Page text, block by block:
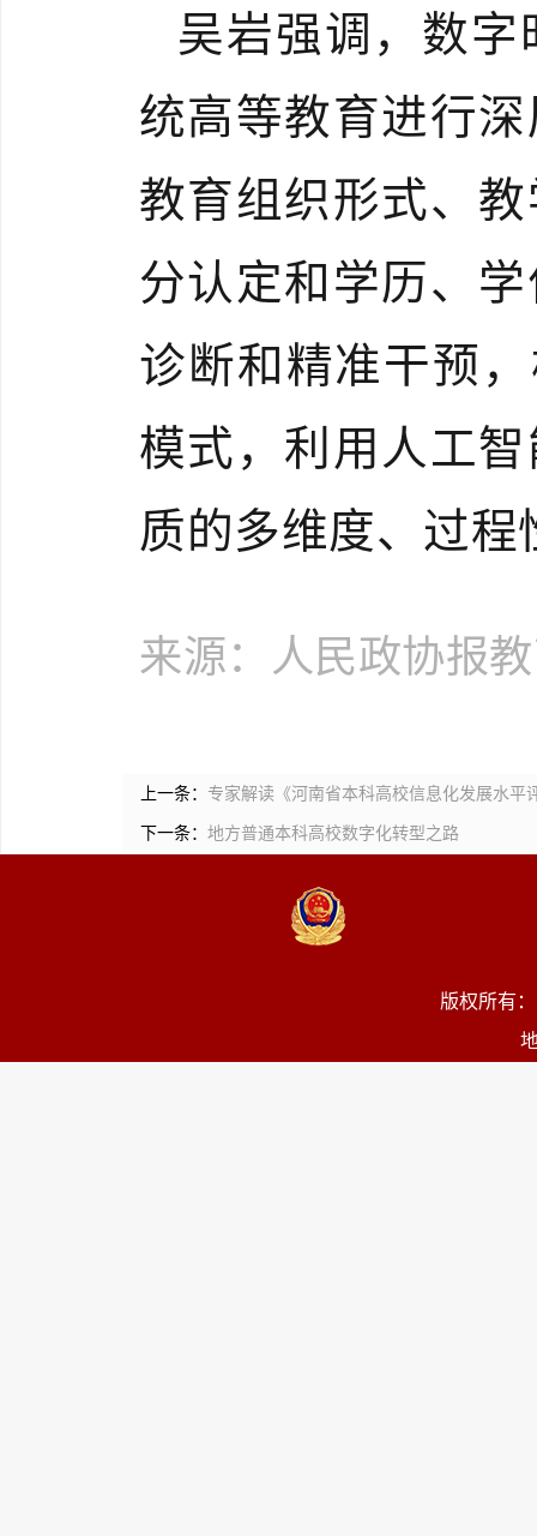
吴岩强调，数
统高等教育进行
教育组织形式、
分认定和学历、
诊断和精准干预
模式，利用人工
质的多维度、过
来源：人民政协报
上一条： 专家解读《河南省本科高校信息化发展水平
下一条： 地方普通本科高校数字化转型之路
版权所有